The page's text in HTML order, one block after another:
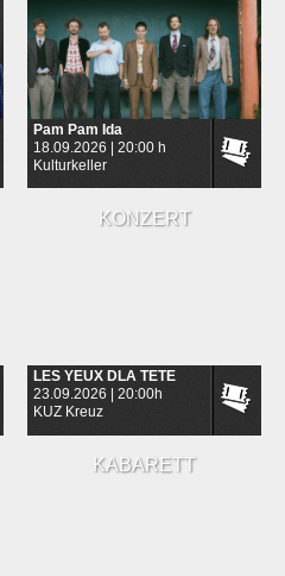
Pam Pam Ida
18.09.2026 | 20:00 h
Kulturkeller
KONZERT
LES YEUX DLA TETE
23.09.2026 | 20:00h
KUZ Kreuz
KABARETT